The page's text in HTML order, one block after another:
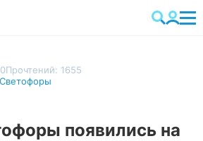
Прочтений: 1655
Светофоры
появились на